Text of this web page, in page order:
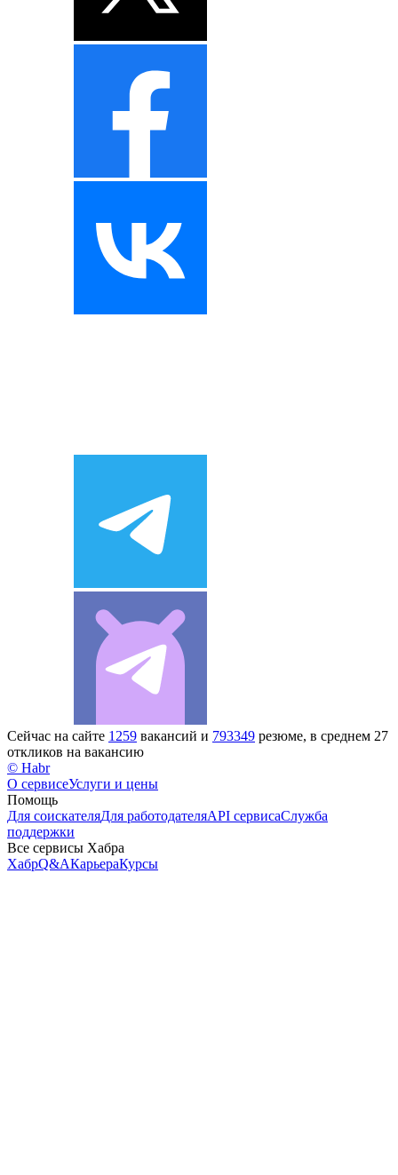
Сейчас на сайте 1259 вакансий и 793349 резюме, в среднем 27
откликов на вакансию
© Habr
О сервисеУслуги и цены
Помощь
Для соискателяДля работодателяAPI сервисаСлужба
поддержки
Все сервисы Хабра
ХабрQ&AКарьераКурсы